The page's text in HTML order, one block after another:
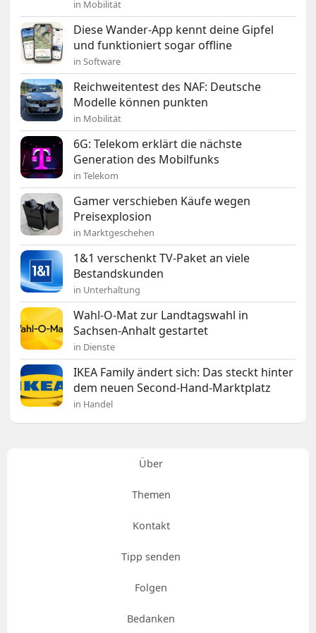
in Mobilität
Diese Wander-App kennt deine Gipfel
und funktioniert sogar offline
in Software
Reichweitentest des NAF: Deutsche
Modelle können punkten
in Mobilität
6G: Telekom erklärt die nächste
Generation des Mobilfunks
in Telekom
Gamer verschieben Käufe wegen
Preisexplosion
in Marktgeschehen
1&1 verschenkt TV-Paket an viele
Bestandskunden
in Unterhaltung
Wahl-O-Mat zur Landtagswahl in
Sachsen-Anhalt gestartet
in Dienste
IKEA Family ändert sich: Das steckt hinter
dem neuen Second-Hand-Marktplatz
in Handel
Über
Themen
Kontakt
Tipp senden
Folgen
Bedanken